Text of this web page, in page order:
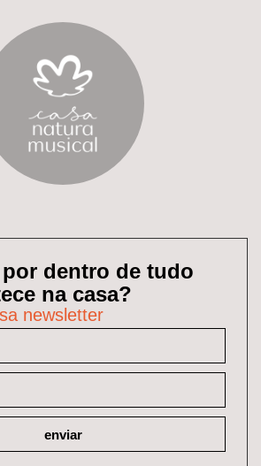
dentro de tudo
na casa?
newsletter
enviar